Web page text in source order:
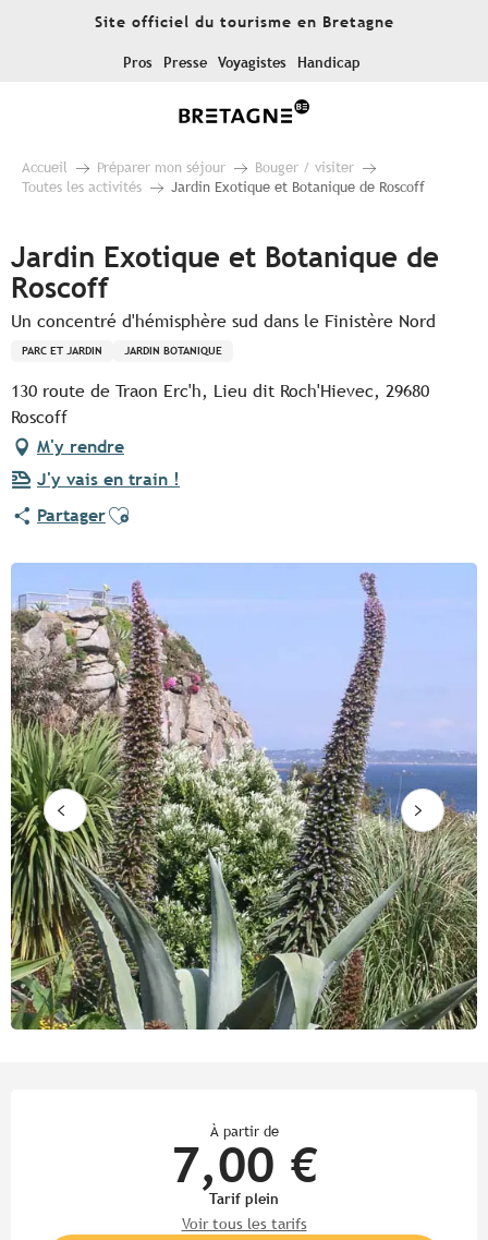
Site officiel du tourisme en Bretagne
Pros Presse Voyagistes Handicap
Accueil Préparer mon séjour
Bouger / visiter
Toutes les activités
Jardin Exotique et Botanique de Roscoff
Jardin Exotique et Botanique de
Roscoff
Un concentré d'hémisphère sud dans le Finistère Nord
PARC ET JARDIN JARDIN BOTANIQUE
130 route de Traon Erc'h, Lieu dit Roch'Hievec, 29680
Roscoff
M'y rendre
J'y vais en train !
PartagerAjouter aux favoris
À partir de
7,00 €
Tarif plein
Voir tous les tarifs